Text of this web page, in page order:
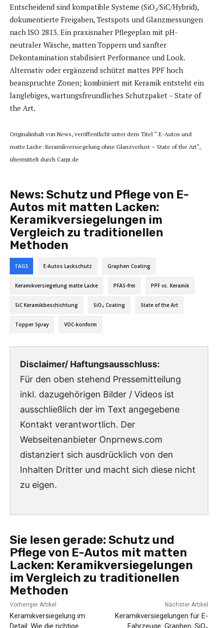
Entscheidend sind kompatible Systeme (SiO₂/SiC/Hybrid),
dokumentierte Freigaben, Testspots und Glanzmessungen
nach ISO 2813. Ein praxisnaher Pflegeplan mit pH-
neutraler Wäsche, matten Toppern und sanfter
Dekontamination stabilisiert Performance und Look.
Alternativ oder ergänzend schützt mattes PPF hoch
beanspruchte Zonen; kombiniert mit Keramik entsteht ein
langlebiges, wartungsfreundliches Schutzpaket – State of
the Art.
Originalinhalt von News, veröffentlicht unter dem Titel “ E-Autos und
matte Lacke: Keramikversiegelung ohne Glanzverlust – State of the Art“,
übermittelt durch Carpr.de
News: Schutz und Pflege von E-
Autos mit matten Lacken:
Keramikversiegelungen im
Vergleich zu traditionellen
Methoden
TAGS E-Autos Lackschutz Graphen Coating
Keramikversiegelung matte Lacke PFAS-frei PPF vs. Keramik
SiC Keramikbeschichtung SiO₂ Coating State of the Art
Topper Spray VOC-konform
Disclaimer/ Haftungsausschluss:
Für den oben stehend Pressemitteilung
inkl. dazugehörigen Bilder / Videos ist
ausschließlich der im Text angegebene
Kontakt verantwortlich. Der
Webseitenanbieter Onprnews.com
distanziert sich ausdrücklich von den
Inhalten Dritter und macht sich diese nicht
zu eigen.
Sie lesen gerade: Schutz und
Pflege von E-Autos mit matten
Lacken: Keramikversiegelungen
im Vergleich zu traditionellen
Methoden
Vorheriger Artikel
Keramikversiegelung im
Detail: Wie die richtige
Nächster Artikel
Keramikversiegelungen für E-
Fahrzeuge: Graphen, SiO₂